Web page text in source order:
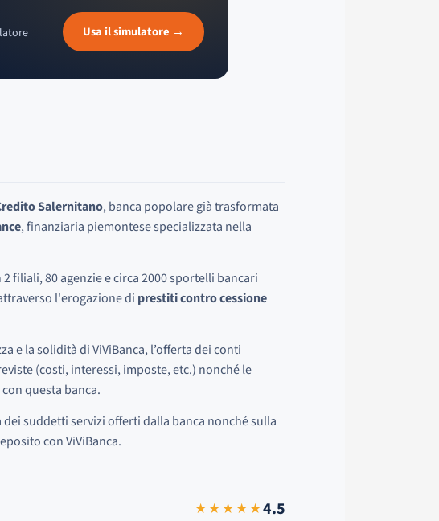
Usa il simulatore →
Salernitano, banca popolare già trasformata
, finanziaria piemontese specializzata nella
filiali, 80 agenzie e circa 2000 sportelli bancari
l'erogazione di prestiti contro cessione
e la solidità di ViViBanca, l’offerta dei conti
(costi, interessi, imposte, etc.) nonché le
questa banca.
suddetti servizi offerti dalla banca nonché sulla
con ViViBanca.
★★★★★4.5